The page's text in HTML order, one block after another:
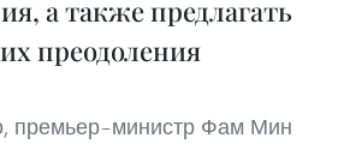
а также предлагать
преодоления
премьер–министр Фам Мин